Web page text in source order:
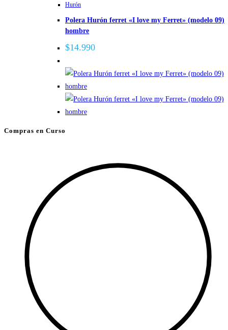
Hurón
Polera Hurón ferret «I love my Ferret» (modelo 09)
hombre
$14.990
Compras en Curso